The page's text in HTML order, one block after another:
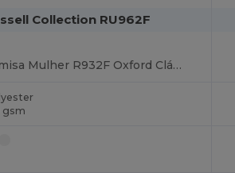
Collection RU962F
Camisa Mulher R932F Oxford Clássica M. Comprida
gsm